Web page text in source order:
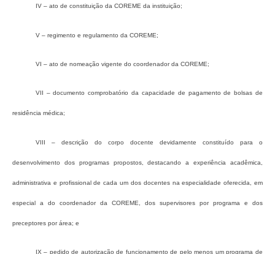
IV – ato de constituição da COREME da instituição;
V – regimento e regulamento da COREME;
VI – ato de nomeação vigente do coordenador da COREME;
VII – documento comprobatório da capacidade de pagamento de bolsas de
residência médica;
VIII – descrição do corpo docente devidamente constituído para o
desenvolvimento dos programas propostos, destacando a experiência acadêmica,
administrativa e profissional de cada um dos docentes na especialidade oferecida, em
especial a do coordenador da COREME, dos supervisores por programa e dos
preceptores por área; e
IX – pedido de autorização de funcionamento de pelo menos um programa de